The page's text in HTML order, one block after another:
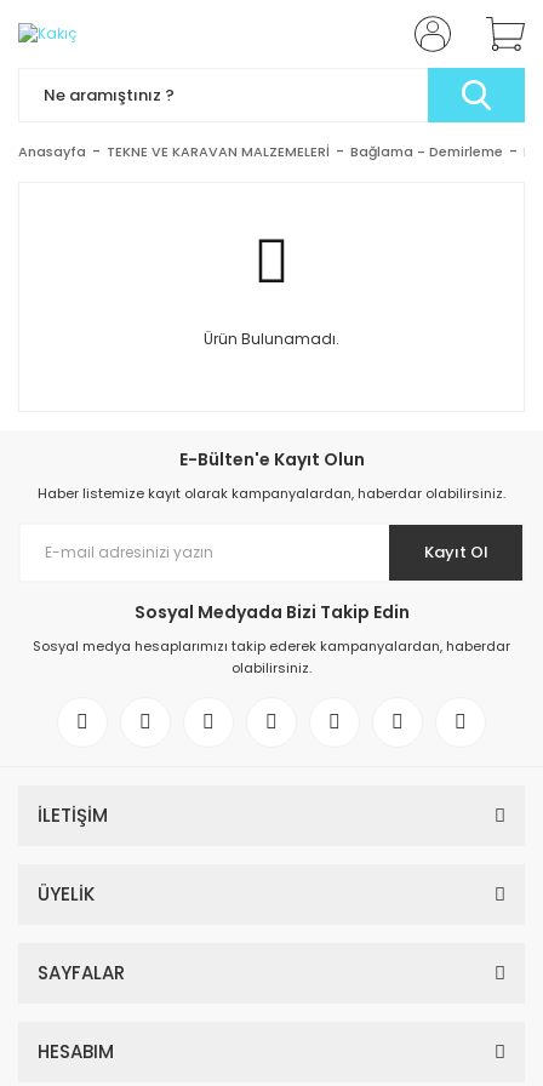
Anasayfa TEKNE VE KARAVAN MALZEMELERİ Bağlama - Demirleme
Ürün Bulunamadı.
E-Bülten'e Kayıt Olun
Haber listemize kayıt olarak kampanyalardan, haberdar olabilirsiniz.
Kayıt Ol
Sosyal Medyada Bizi Takip Edin
Sosyal medya hesaplarımızı takip ederek kampanyalardan, haberdar
olabilirsiniz.
İLETİŞİM
ÜYELİK
SAYFALAR
HESABIM